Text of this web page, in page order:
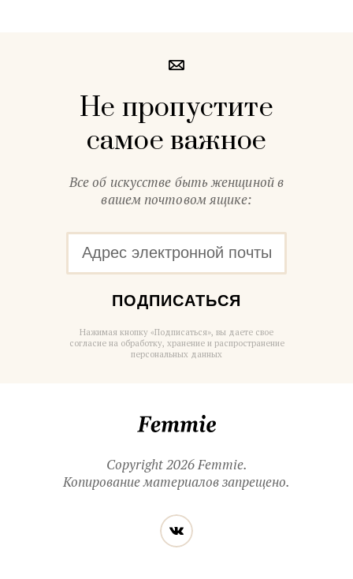
Не пропустите
самое важное
Все об искусстве быть женщиной в
вашем почтовом ящике:
ПОДПИСАТЬСЯ
Нажимая кнопку «Подписаться», вы даете свое
согласие на обработку, хранение и распространение
персональных данных
Copyright 2026 Femmie.
Копирование материалов запрещено.
Читайте
нас
в социальных